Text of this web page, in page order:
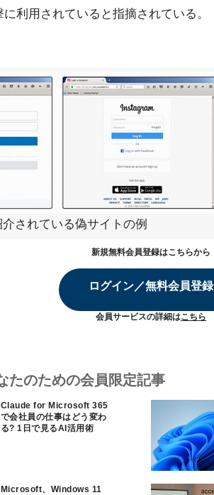
利用されていると指摘されている。
されている偽サイトの例
新規無料会員登録はこちらから
ログイン／無料会員登録
会員サービスの詳細はこちら
たのための会員限定記事
Claude for Microsoft 365
で会社員の仕事はどう変わ
る? 1日で見るAI活用術
Microsoft、Windows 11